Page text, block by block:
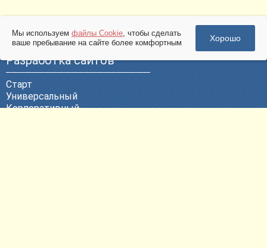
Разработка сайтов
Старт
Универсальный
Корпоративный
Мы используем файлы Cookie, чтобы сделать
ваше пребывание на сайте более комфортным
Хорошо